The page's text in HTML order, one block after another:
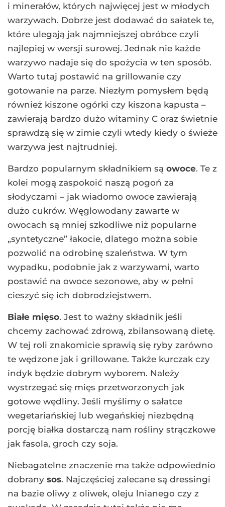
i minerałów, których najwięcej jest w młodych
warzywach. Dobrze jest dodawać do sałatek te,
które ulegają jak najmniejszej obróbce czyli
najlepiej w wersji surowej. Jednak nie każde
warzywo nadaje się do spożycia w ten sposób.
Warto tutaj postawić na grillowanie czy
gotowanie na parze. Niezłym pomysłem będą
również kiszone ogórki czy kiszona kapusta –
zawierają bardzo dużo witaminy C oraz świetnie
sprawdzą się w zimie czyli wtedy kiedy o świeże
warzywa jest najtrudniej.
Bardzo popularnym składnikiem są owoce. Te z
kolei mogą zaspokoić naszą pogoń za
słodyczami – jak wiadomo owoce zawierają
dużo cukrów. Węglowodany zawarte w
owocach są mniej szkodliwe niż popularne
„syntetyczne” łakocie, dlatego można sobie
pozwolić na odrobinę szaleństwa. W tym
wypadku, podobnie jak z warzywami, warto
postawić na owoce sezonowe, aby w pełni
cieszyć się ich dobrodziejstwem.
Białe mięso. Jest to ważny składnik jeśli
chcemy zachować zdrową, zbilansowaną dietę.
W tej roli znakomicie sprawią się ryby zarówno
te wędzone jak i grillowane. Także kurczak czy
indyk będzie dobrym wyborem. Należy
wystrzegać się mięs przetworzonych jak
gotowe wędliny. Jeśli myślimy o sałatce
wegetariańskiej lub wegańskiej niezbędną
porcję białka dostarczą nam rośliny strączkowe
jak fasola, groch czy soja.
Niebagatelne znaczenie ma także odpowiednio
dobrany sos. Najczęściej zalecane są dressingi
na bazie oliwy z oliwek, oleju lnianego czy z